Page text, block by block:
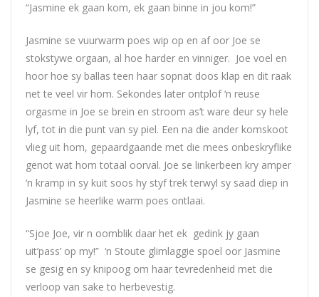
“Jasmine ek gaan kom, ek gaan binne in jou kom!”
Jasmine se vuurwarm poes wip op en af oor Joe se
stokstywe orgaan, al hoe harder en vinniger. Joe voel en
hoor hoe sy ballas teen haar sopnat doos klap en dit raak
net te veel vir hom. Sekondes later ontplof ‘n reuse
orgasme in Joe se brein en stroom as’t ware deur sy hele
lyf, tot in die punt van sy piel. Een na die ander komskoot
vlieg uit hom, gepaardgaande met die mees onbeskryflike
genot wat hom totaal oorval. Joe se linkerbeen kry amper
‘n kramp in sy kuit soos hy styf trek terwyl sy saad diep in
Jasmine se heerlike warm poes ontlaai.
“Sjoe Joe, vir n oomblik daar het ek gedink jy gaan
uit’pass’ op my!” ‘n Stoute glimlaggie spoel oor Jasmine
se gesig en sy knipoog om haar tevredenheid met die
verloop van sake to herbevestig.